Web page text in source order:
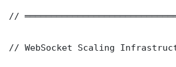
//
// WebSocket Scaling